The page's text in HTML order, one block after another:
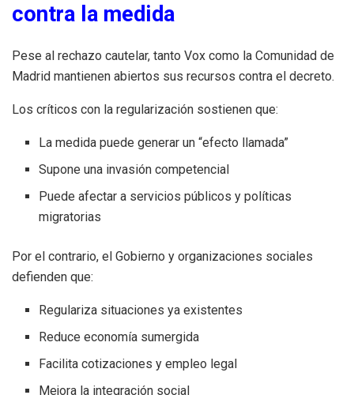
contra la medida
Pese al rechazo cautelar, tanto Vox como la Comunidad de
Madrid mantienen abiertos sus recursos contra el decreto.
Los críticos con la regularización sostienen que:
La medida puede generar un “efecto llamada”
Supone una invasión competencial
Puede afectar a servicios públicos y políticas
migratorias
Por el contrario, el Gobierno y organizaciones sociales
defienden que:
Regulariza situaciones ya existentes
Reduce economía sumergida
Facilita cotizaciones y empleo legal
Mejora la integración social